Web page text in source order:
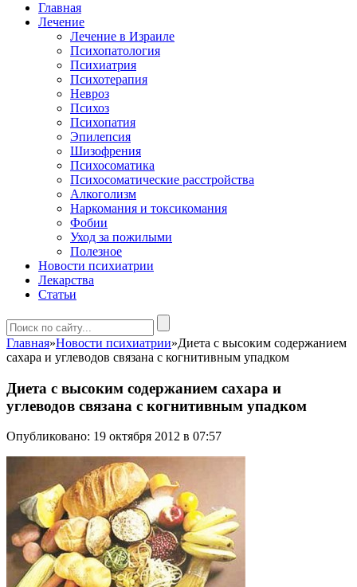
Главная
Лечение
Лечение в Израиле
Психопатология
Психиатрия
Психотерапия
Невроз
Психоз
Психопатия
Эпилепсия
Шизофрения
Психосоматика
Психосоматические расстройства
Алкоголизм
Наркомания и токсикомания
Фобии
Уход за пожилыми
Полезное
Новости психиатрии
Лекарства
Статьи
Главная»Новости психиатрии»Диета с высоким содержанием
сахара и углеводов связана с когнитивным упадком
Диета с высоким содержанием сахара и
углеводов связана с когнитивным упадком
Опубликовано: 19 октября 2012 в 07:57